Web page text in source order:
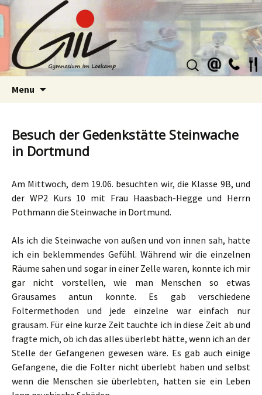
Suchen
nach:
Menu
Besuch der Gedenkstätte Steinwache
in Dortmund
Am Mittwoch, dem 19.06. besuchten wir, die Klasse 9B, und
der WP2 Kurs 10 mit Frau Haasbach-Hegge und Herrn
Pothmann die Steinwache in Dortmund.
Als ich die Steinwache von außen und von innen sah, hatte
ich ein beklemmendes Gefühl. Während wir die einzelnen
Räume sahen und sogar in einer Zelle waren, konnte ich mir
gar nicht vorstellen, wie man Menschen so etwas
Grausames antun konnte. Es gab verschiedene
Foltermethoden und jede einzelne war einfach nur
grausam. Für eine kurze Zeit tauchte ich in diese Zeit ab und
fragte mich, ob ich das alles überlebt hätte, wenn ich an der
Stelle der Gefangenen gewesen wäre. Es gab auch einige
Gefangene, die die Folter nicht überlebt haben und selbst
wenn die Menschen sie überlebten, hatten sie ein Leben